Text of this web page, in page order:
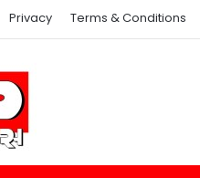
Privacy Terms & Conditions